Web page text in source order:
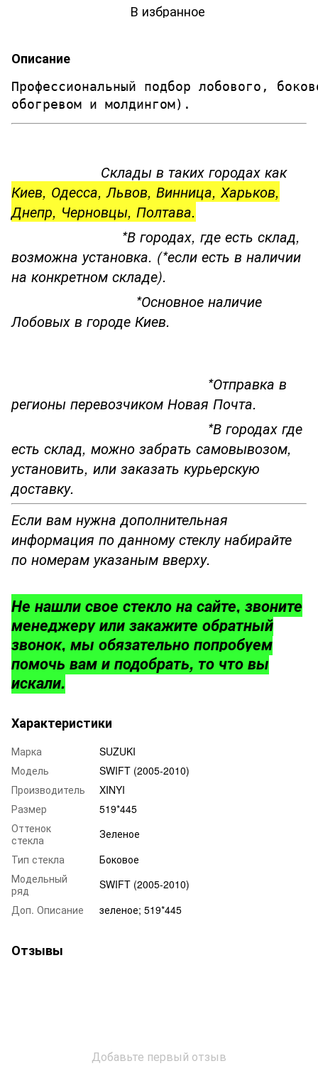
В избранное
Описание
Профессиональный подбор лобового,
обогревом и молдингом).
Склады в таких городах как
Киев, Одесса, Львов, Винница, Харьков,
Днепр, Черновцы, Полтава.
*В городах, где есть склад,
возможна установка. (*если есть в наличии
на конкретном складе).
*Основное наличие
Лобовых в городе Киев.
*Отправка в
регионы перевозчиком Новая Почта.
*В городах где
есть склад, можно забрать самовывозом,
установить, или заказать курьерскую
доставку.
Если вам нужна дополнительная
информация по данному стеклу набирайте
по номерам указаным вверху.
Не нашли свое стекло на сайте, звоните
менеджеру или закажите обратный
звонок, мы обязательно попробуем
помочь вам и подобрать, то что вы
искали.
Характеристики
Марка
SUZUKI
Модель
SWIFT (2005-2010)
Производитель
XINYI
Размер
519*445
Оттенок
стекла
Зеленое
Тип стекла
Боковое
Модельный
ряд
SWIFT (2005-2010)
Доп. Описание
зеленое; 519*445
Отзывы
Добавьте первый отзыв